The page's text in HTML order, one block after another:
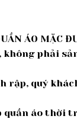
ÁO MẶC
phải
rập, quý
áo thời